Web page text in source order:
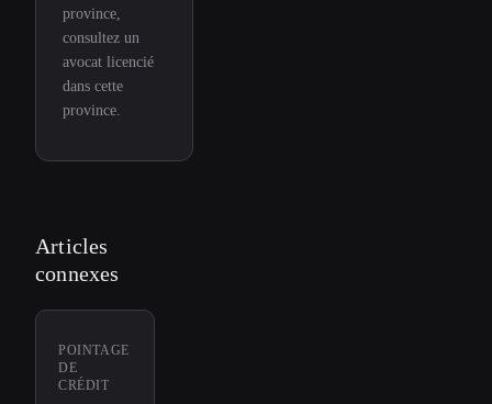
province,
consultez un
avocat licencié
dans cette
province.
Articles
connexes
POINTAGE
DE
CRÉDIT